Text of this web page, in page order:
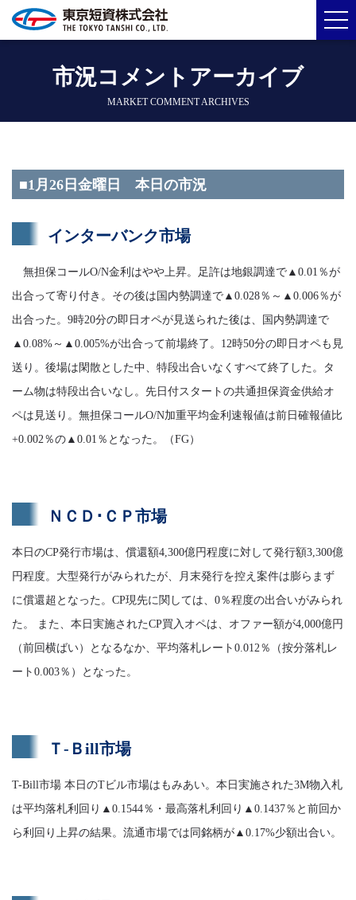
市況コメントアーカイブ
MARKET COMMENT ARCHIVES
■1月26日金曜日 本日の市況
インターバンク市場
無担保コールO/N金利はやや上昇。足許は地銀調達で▲0.01％が
出合って寄り付き。その後は国内勢調達で▲0.028％～▲0.006％が
出合った。9時20分の即日オペが見送られた後は、国内勢調達で
▲0.08%～▲0.005%が出合って前場終了。12時50分の即日オペも見
送り。後場は閑散とした中、特段出合いなくすべて終了した。タ
ーム物は特段出合いなし。先日付スタートの共通担保資金供給オ
ペは見送り。無担保コールO/N加重平均金利速報値は前日確報値比
+0.002％の▲0.01％となった。（FG）
ＮＣＤ･ＣＰ市場
本日のCP発行市場は、償還額4,300億円程度に対して発行額3,300億
円程度。大型発行がみられたが、月末発行を控え案件は膨らまず
に償還超となった。CP現先に関しては、0％程度の出合いがみられ
た。 また、本日実施されたCP買入オペは、オファー額が4,000億円
（前回横ばい）となるなか、平均落札レート0.012％（按分落札レ
ート0.003％）となった。
Ｔ-Ｂill市場
T-Bill市場 本日のTビル市場はもみあい。本日実施された3M物入札
は平均落札利回り▲0.1544％・最高落札利回り▲0.1437％と前回か
ら利回り上昇の結果。流通市場では同銘柄が▲0.17%少額出合い。